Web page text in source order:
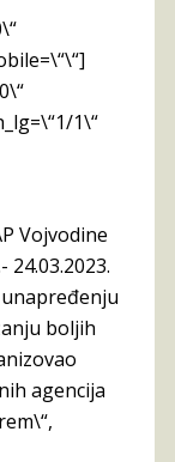
1\“
Vojvodine
boljih
agencija